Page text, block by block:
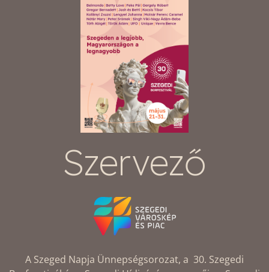
Szervező
A Szeged Napja Ünnepségsorozat, a 30. Szegedi